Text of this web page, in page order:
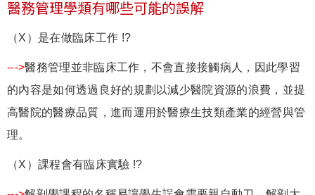
醫務管理學類有哪些可能的誤解
（X）是在做臨床工作 !?
--->醫務管理並非臨床工作，不會直接接觸病人，因此學習
的內容是如何透過良好的規劃以減少醫院資源的浪費，並提
高醫院的醫療品質，進而運用於醫療生技類產業的經營與管
理。
（X）課程會有臨床實驗 !?